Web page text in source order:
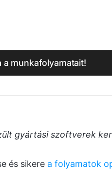
a munkafolyamatait!
gyártási szoftverek
és sikere a folyamatok